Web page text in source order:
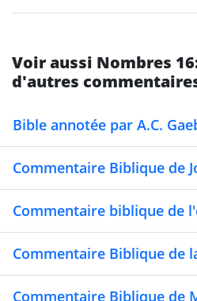
Voir aussi Nombres
d'autres
Bible annotée par A.C.
Commentaire Biblique de
Commentaire biblique de
Commentaire Biblique de
Commentaire Biblique de